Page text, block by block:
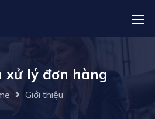
xử lý đơn hàng
Giới thiệu